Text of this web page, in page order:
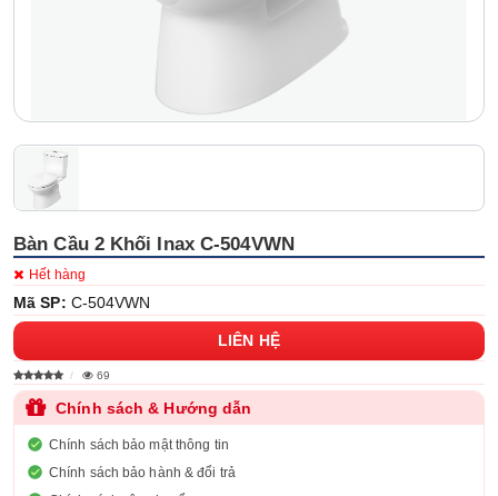
Bàn Cầu 2 Khối Inax C-504VWN
Hết hàng
Mã SP: C-504VWN
LIÊN HỆ
69
Chính sách & Hướng dẫn
Chính sách bảo mật thông tin
Chính sách bảo hành & đổi trả